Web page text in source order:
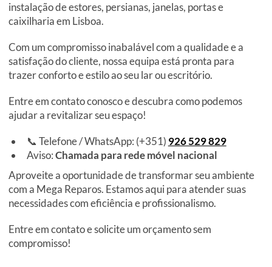
instalação de estores, persianas, janelas, portas e
caixilharia em Lisboa.
Com um compromisso inabalável com a qualidade e a
satisfação do cliente, nossa equipa está pronta para
trazer conforto e estilo ao seu lar ou escritório.
Entre em contato conosco e descubra como podemos
ajudar a revitalizar seu espaço!
📞 Telefone / WhatsApp: (+351) 926 529 829
Aviso:Chamada para rede móvel nacional
Aproveite a oportunidade de transformar seu ambiente
com a Mega Reparos. Estamos aqui para atender suas
necessidades com eficiência e profissionalismo.
Entre em contato e solicite um orçamento sem
compromisso!